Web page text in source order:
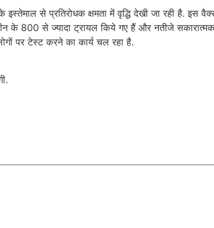
इस्तेमाल से प्रतिरोधक क्षमता में वृद्धि देखी जा रही है. इस
के 800 से ज्यादा ट्रायल किये गए हैं और नतीजे
पर टेस्ट करने का कार्य चल रहा है.